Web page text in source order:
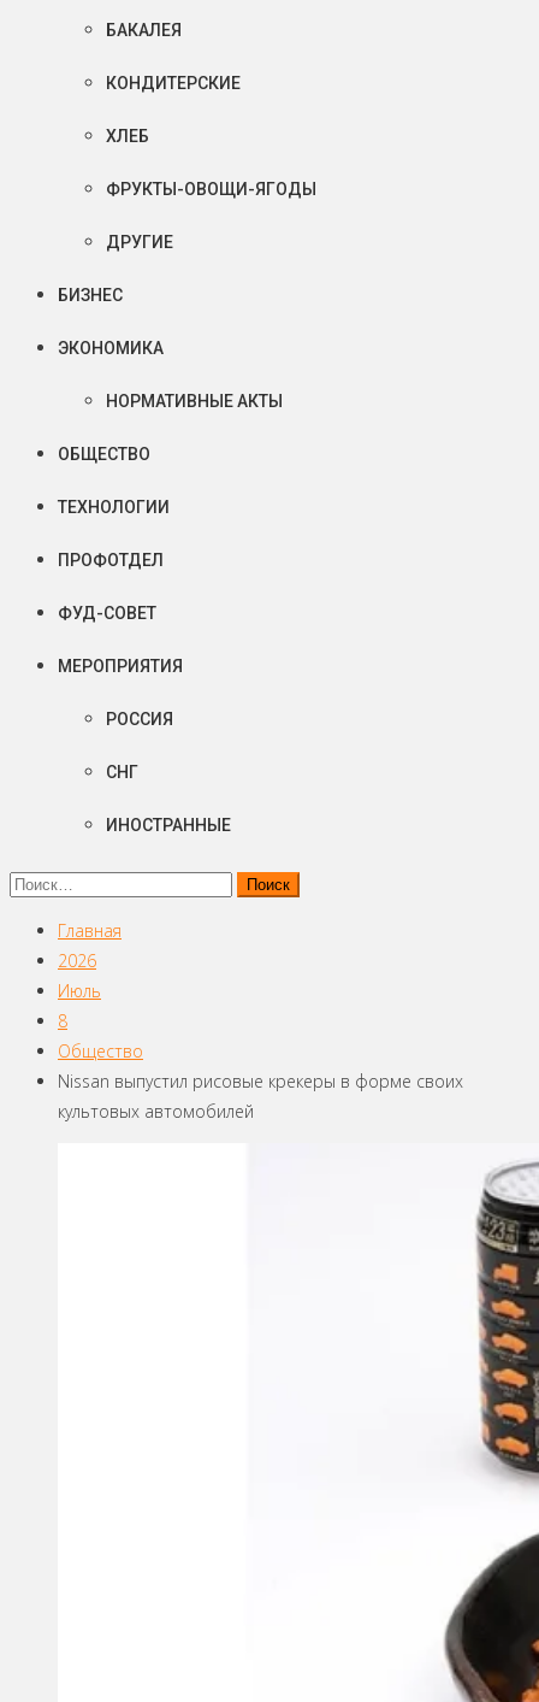
БАКАЛЕЯ
КОНДИТЕРСКИЕ
ХЛЕБ
ФРУКТЫ-ОВОЩИ-ЯГОДЫ
ДРУГИЕ
БИЗНЕС
ЭКОНОМИКА
НОРМАТИВНЫЕ АКТЫ
ОБЩЕСТВО
ТЕХНОЛОГИИ
ПРОФОТДЕЛ
ФУД-СОВЕТ
МЕРОПРИЯТИЯ
РОССИЯ
СНГ
ИНОСТРАННЫЕ
Найти:
Главная
2026
Июль
8
Общество
Nissan выпустил рисовые крекеры в форме своих
культовых автомобилей